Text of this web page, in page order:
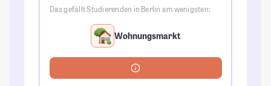
Das gefällt Studierenden in Berlin am wenigsten:
Wohnungsmarkt